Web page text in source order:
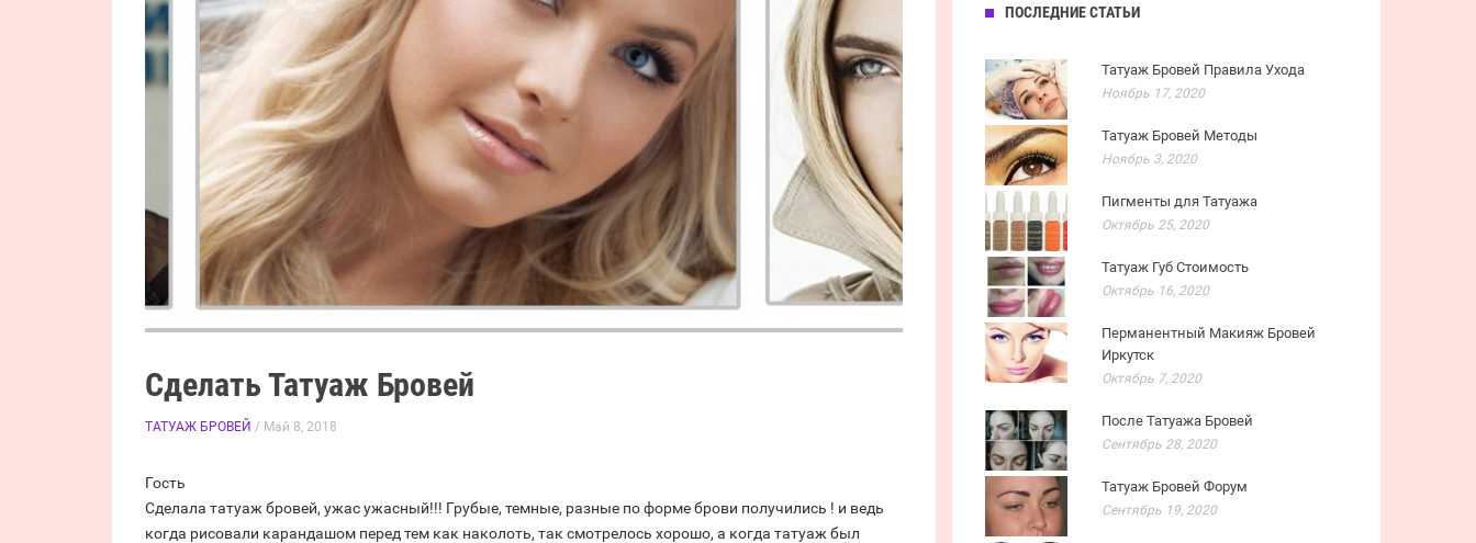
Сделать Татуаж Бровей
ТАТУАЖ БРОВЕЙ / Май 8, 2018
Гость
Сделала татуаж бровей, ужас ужасный!!! Грубые, темные, разные по форме брови получились ! и ведь
когда рисовали карандашом перед тем как наколоть, так смотрелось хорошо, а когда татуаж был
ПОСЛЕДНИЕ СТАТЬИ
Татуаж Бровей Правила Ухода
Ноябрь 17, 2020
Татуаж Бровей Методы
Ноябрь 3, 2020
Пигменты для Татуажа
Октябрь 25, 2020
Татуаж Губ Стоимость
Октябрь 16, 2020
Перманентный Макияж Бровей
Иркутск
Октябрь 7, 2020
После Татуажа Бровей
Сентябрь 28, 2020
Татуаж Бровей Форум
Сентябрь 19, 2020